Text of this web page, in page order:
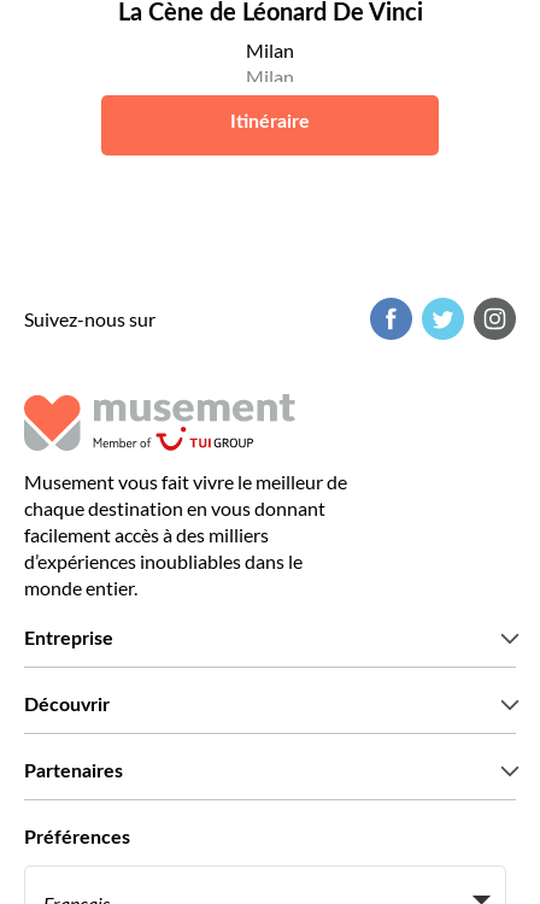
La Cène de Léonard De Vinci
Milan
Milan
Itinéraire
Suivez-nous sur
Musement vous fait vivre le meilleur de
chaque destination en vous donnant
facilement accès à des milliers
d’expériences inoubliables dans le
monde entier.
Entreprise
Découvrir
Partenaires
Préférences